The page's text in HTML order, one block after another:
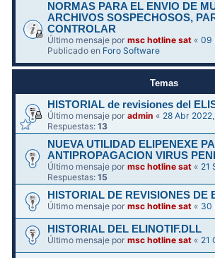
NORMAS PARA EL ENVIO DE
ARCHIVOS SOSPECHOSOS,
CONTROLAR
Último mensaje pormsc hotline sat «09
Publicado en Foro Software
Temas
HISTORIAL de revisiones del
Último mensaje poradmin « 28 Abr
Respuestas:13
NUEVA UTILIDAD ELIPENEXE
ANTIPROPAGACION VIRUS
Último mensaje pormsc hotline sat « 21
Respuestas:15
HISTORIAL DE REVISIONES DE
Último mensaje pormsc hotline sat « 30
HISTORIAL DEL ELINOTIF.DLL
Último mensaje pormsc hotline sat « 21